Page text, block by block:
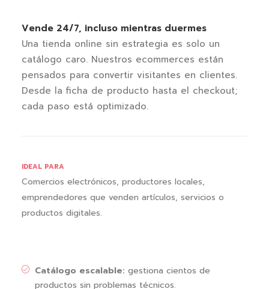
Vende 24/7, incluso mientras duermes
Una tienda online sin estrategia es solo un
catálogo caro. Nuestros ecommerces están
pensados para convertir visitantes en clientes.
Desde la ficha de producto hasta el checkout;
cada paso está optimizado.
IDEAL PARA
Comercios electrónicos, productores locales,
emprendedores que venden artículos, servicios o
productos digitales.
Catálogo escalable: gestiona cientos de
productos sin problemas técnicos.